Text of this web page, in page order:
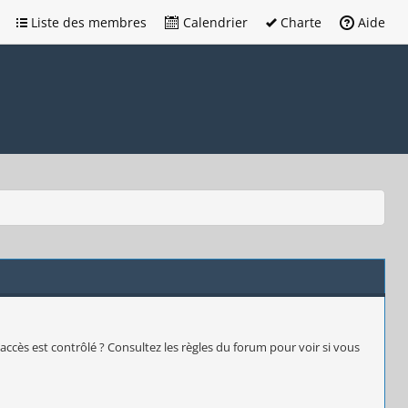
Liste des membres Calendrier Charte Aide
est contrôlé ? Consultez les règles du forum pour voir si vous